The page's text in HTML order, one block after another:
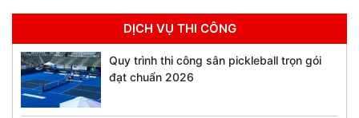
DỊCH VỤ THI CÔNG
Quy trình thi công sân pickleball trọn gói
đạt chuẩn 2026